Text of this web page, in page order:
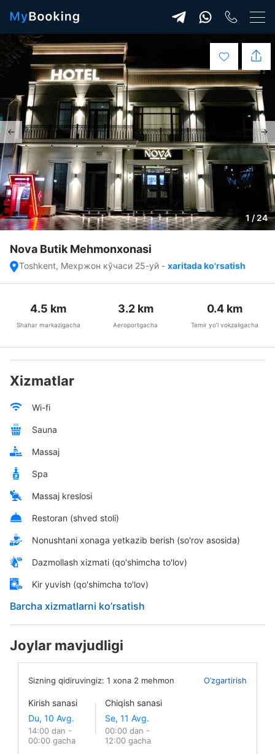
1 / 24
Nova Butik Mehmonxonasi
Toshkent, Мехржон кўчаси 25-уй - xaritada ko'rsatish
4.5 km
Shahar markazigacha
3.2km
Aeroportgacha
0.4 km
Temir yo’l vokzaligacha
Xizmatlar
Wi-fi
Sauna
Massaj
Spa
Massaj kreslosi
Restoran (shved stoli)
Nonushtani xonaga yetkazib berish (so'rov asosida)
Dazmollash xizmati (qo'shimcha to'lov)
Kir yuvish (qo'shimcha to'lov)
Barcha xizmatlarni ko’rsatish
Joylar mavjudligi
Sizning qidiruvingiz: 1 xona 2 mehmon O’zgartirish
Kirish sanasi
14:00 dan -
00:00 gacha
Chiqish sanasi
00:00 dan -
12:00 gacha